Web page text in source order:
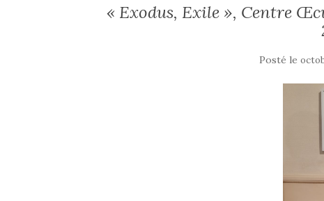
« Exodus, Exile », Centre
Posté le